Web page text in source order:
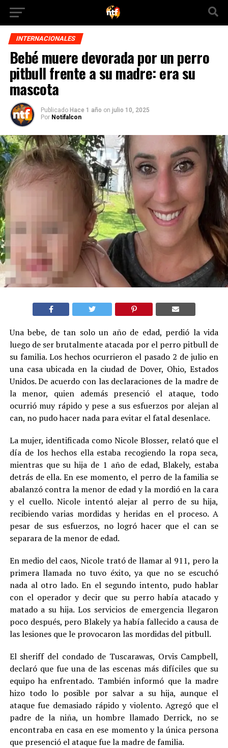
INTERNACIONALES
Bebé muere devorada por un perro
pitbull frente a su madre: era su
mascota
Publicado Hace 1 año on julio 10, 2025
Por Notifalcon
Una bebe, de tan solo un año de edad, perdió la vida
luego de ser brutalmente atacada por el perro pitbull de
su familia. Los hechos ocurrieron el pasado 2 de julio en
una casa ubicada en la ciudad de Dover, Ohio, Estados
Unidos. De acuerdo con las declaraciones de la madre de
la menor, quien además presenció el ataque, todo
ocurrió muy rápido y pese a sus esfuerzos por alejan al
can, no pudo hacer nada para evitar el fatal desenlace.
La mujer, identificada como Nicole Blosser, relató que el
día de los hechos ella estaba recogiendo la ropa seca,
mientras que su hija de 1 año de edad, Blakely, estaba
detrás de ella. En ese momento, el perro de la familia se
abalanzó contra la menor de edad y la mordió en la cara
y el cuello. Nicole intentó alejar al perro de su hija,
recibiendo varias mordidas y heridas en el proceso. A
pesar de sus esfuerzos, no logró hacer que el can se
separara de la menor de edad.
En medio del caos, Nicole trató de llamar al 911, pero la
primera llamada no tuvo éxito, ya que no se escuchó
nada al otro lado. En el segundo intento, pudo hablar
con el operador y decir que su perro había atacado y
matado a su hija. Los servicios de emergencia llegaron
poco después, pero Blakely ya había fallecido a causa de
las lesiones que le provocaron las mordidas del pitbull.
El sheriff del condado de Tuscarawas, Orvis Campbell,
declaró que fue una de las escenas más difíciles que su
equipo ha enfrentado. También informó que la madre
hizo todo lo posible por salvar a su hija, aunque el
ataque fue demasiado rápido y violento. Agregó que el
padre de la niña, un hombre llamado Derrick, no se
encontraba en casa en ese momento y la única persona
que presenció el ataque fue la madre de familia.